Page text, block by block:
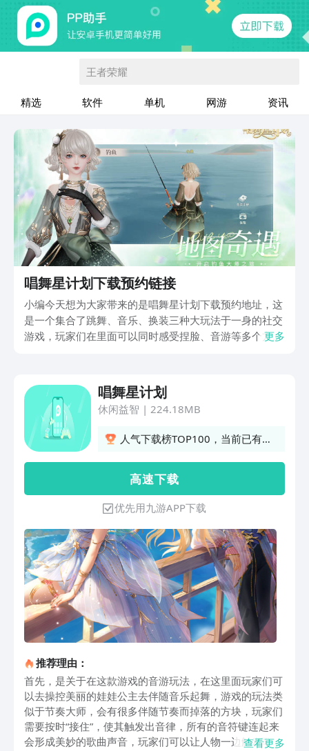
王者荣耀
精选 软件 单机 网游 资讯
唱舞星计划下载预约链接
小编今天想为大家带来的是唱舞星计划下载预约地址，这
是一个集合了跳舞、音乐、换装三种大玩法于一身的社交
游戏，玩家们在里面可以同时感受捏脸、音游等多个方面
游戏，可以按照小编说的方法去尝试一下哦。
更多
唱舞星计划
休闲益智 | 224.18MB
人气下载榜TOP100，当前已有
高 速 下 载
优先用九游APP下载
推荐理由：
首先，是关于在这款游戏的音游玩法，在这里面玩家们可
以去操控美丽的娃娃公主去伴随音乐起舞，游戏的玩法类
似于节奏大师，会有很多伴随节奏而掉落的方块，玩家们
需要按时“接住”，使其触发出音律，所有的音符键连起来
会形成美妙的歌曲声音，玩家们可以让人物一边触发歌
查看更多